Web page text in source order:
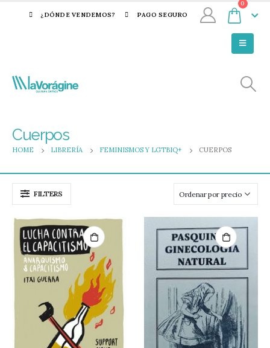
¿DÓNDE VENDEMOS? PAGO SEGURO
0
Cuerpos
HOME LIBRERÍA FEMINISMOS Y LGTBIQ+ CUERPOS
FILTERS